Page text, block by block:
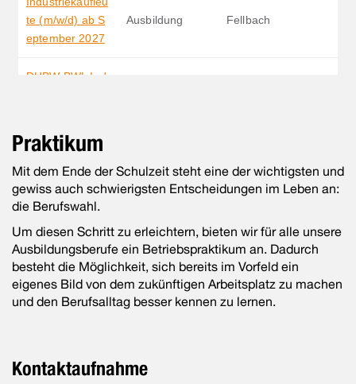
Praktikum
Mit dem Ende der Schulzeit steht eine der wichtigsten und
gewiss auch schwierigsten Entscheidungen im Leben an:
die Berufswahl.
Um diesen Schritt zu erleichtern, bieten wir für alle unsere
Ausbildungsberufe ein Betriebspraktikum an. Dadurch
besteht die Möglichkeit, sich bereits im Vorfeld ein
eigenes Bild von dem zukünftigen Arbeitsplatz zu machen
und den Berufsalltag besser kennen zu lernen.
Kontaktaufnahme